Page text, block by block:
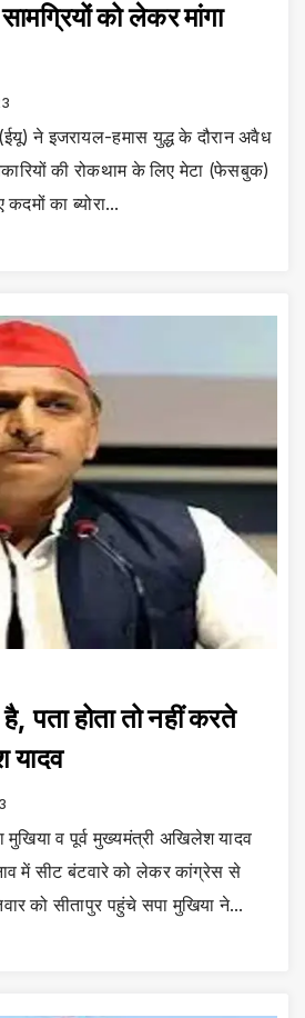
को लेकर मांगा
ने इजरायल-हमास युद्ध के दौरान अवैध
की रोकथाम के लिए मेटा (फेसबुक)
का ब्योरा…
पता होता तो नहीं करते
मुखिया व पूर्व मुख्यमंत्री अखिलेश यादव
में सीट बंटवारे को लेकर कांग्रेस से
को सीतापुर पहुंचे सपा मुखिया ने…